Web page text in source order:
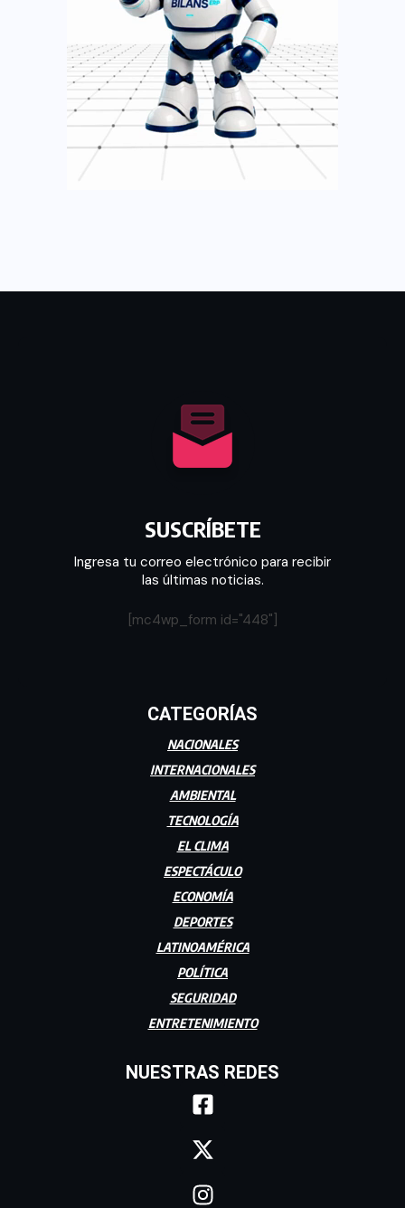
SUSCRÍBETE
Ingresa tu correo electrónico para recibir
las últimas noticias.
[mc4wp_form id="448"]
CATEGORÍAS
NACIONALES
INTERNACIONALES
AMBIENTAL
TECNOLOGÍA
EL CLIMA
ESPECTÁCULO
ECONOMÍA
DEPORTES
LATINOAMÉRICA
POLÍTICA
SEGURIDAD
ENTRETENIMIENTO
NUESTRAS REDES